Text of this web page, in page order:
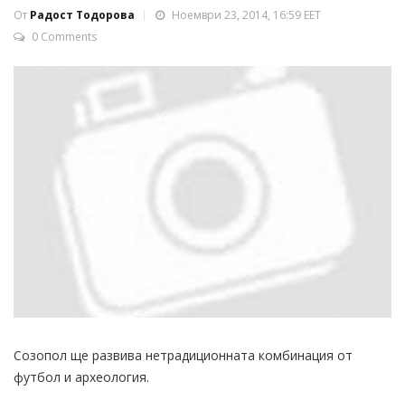
От Радост Тодорова
Ноември 23, 2014, 16:59 EET
0 Comments
Созопол ще развива нетрадиционната комбинация от
футбол и археология.